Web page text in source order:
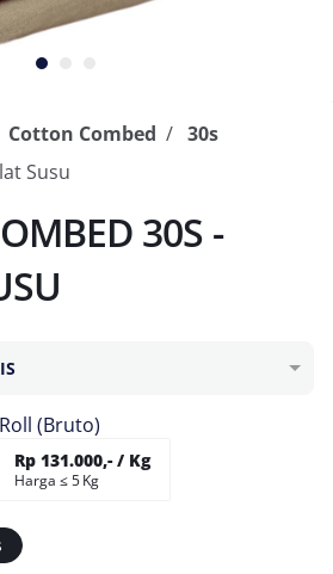
Cotton Combed
30s
Susu
30S -
Roll (Bruto)
Rp 131.000,- / Kg
Harga ≤ 5 Kg